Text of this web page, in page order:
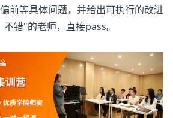
前等具体问题，并给出可执行的改进
错"的老师，直接pass。